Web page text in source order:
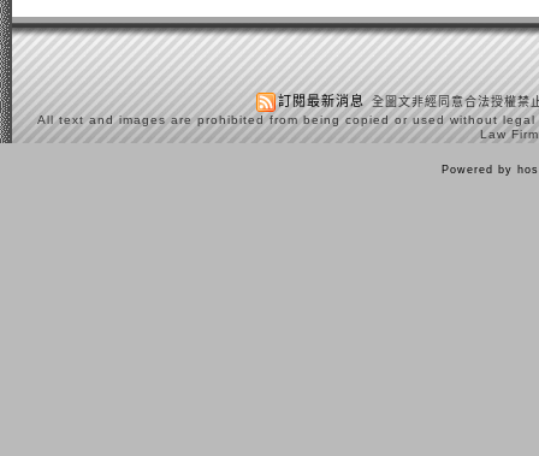
訂閱最新消息 全圖文非經同意合法授權禁
All text and images are prohibited from being copied or used without
Law
Powered by